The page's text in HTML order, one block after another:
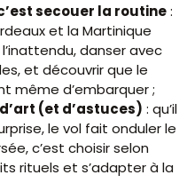
secouer la routine:
et la Martinique
danser avec
et découvrir que le
même d’embarquer ;
(et d’astuces) : qu’il
le vol fait onduler le
c’est choisir selon
rituels et s’adapter à la